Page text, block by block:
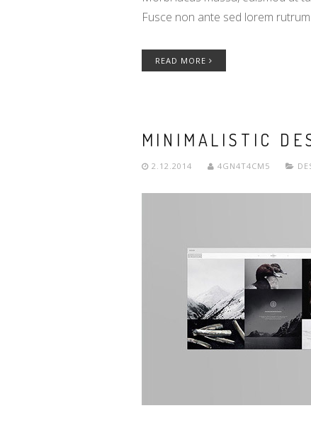
Fusce non ante sed lorem rutrum
READ MORE
MINIMALISTIC
2.12.2014 4GN4T4CM5